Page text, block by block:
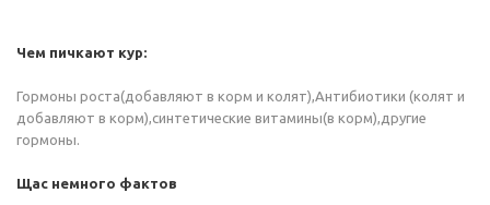
Чем пичкают кур:
Гормоны роста(добавляют в корм и колят),Антибиотики (колят и
добавляют в корм),синтетические витамины(в корм),другие
гормоны.
Щас немного фактов